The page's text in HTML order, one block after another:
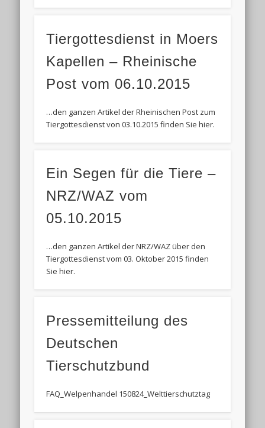
Tiergottesdienst in Moers
Kapellen – Rheinische
Post vom 06.10.2015
…den ganzen Artikel der Rheinischen Post zum
Tiergottesdienst von 03.10.2015 finden Sie hier.
Ein Segen für die Tiere –
NRZ/WAZ vom
05.10.2015
…den ganzen Artikel der NRZ/WAZ über den
Tiergottesdienst vom 03. Oktober 2015 finden
Sie hier.
Pressemitteilung des
Deutschen
Tierschutzbund
FAQ_Welpenhandel 150824_Welttierschutztag